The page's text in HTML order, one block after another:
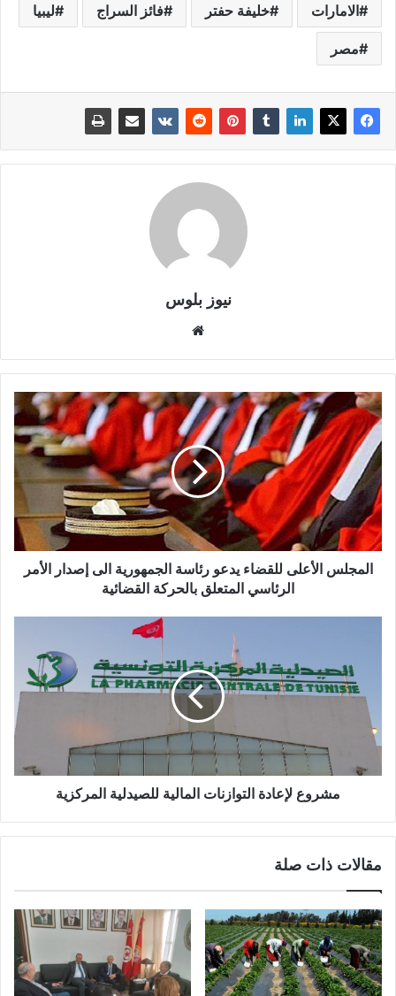
الامارات خليفة حفتر فائز السراج ليبيا
مصر
نيوز بلوس
المجلس الأعلى للقضاء يدعو رئاسة الجمهورية الى إصدار الأمر
الرئاسي المتعلق بالحركة القضائية
مشروع لإعادة التوازنات المالية للصيدلية المركزية
مقالات ذات صلة